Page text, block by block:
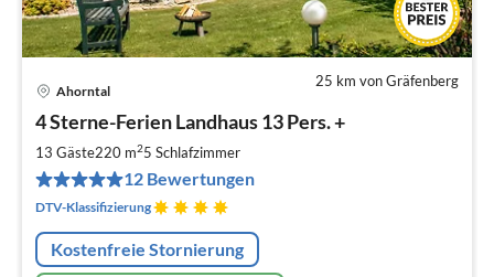
25 km von Gräfenberg
Ahorntal
4 Sterne-Ferien Landhaus 13 Pers. +
13 Gäste220 m25 Schlafzimmer
12 Bewertungen
DTV-Klassifizierung
Kostenfreie Stornierung